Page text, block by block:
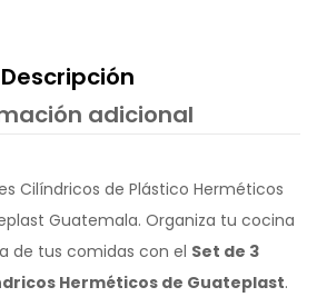
Descripción
adicional
Cilíndricos de Plástico Herméticos
Guatemala. Organiza tu cocina
de tus comidas con el Set de 3
Herméticos de Guateplast.